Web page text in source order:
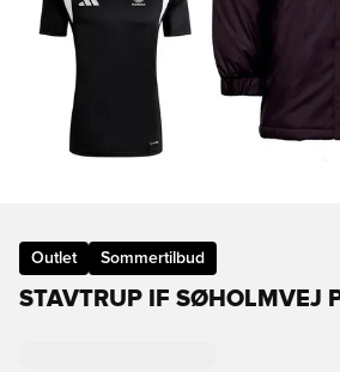
Outlet Sommertilbud
STAVTRUP IF SØHOLMVEJ